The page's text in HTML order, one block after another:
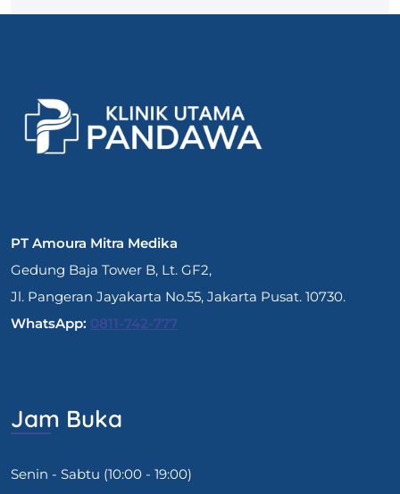
PT Amoura Mitra Medika
Gedung Baja Tower B, Lt. GF2,
Jl. Pangeran Jayakarta No.55, Jakarta Pusat. 10730.
WhatsApp: 0811-742-777
Jam Buka
Senin - Sabtu (10:00 - 19:00)